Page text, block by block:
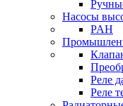
Насосы
PAH
Реле
Реле